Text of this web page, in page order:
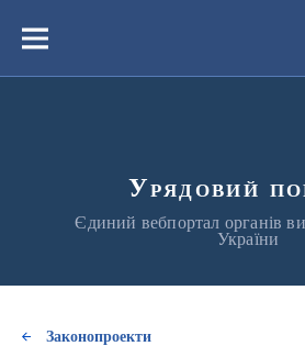
вмістуМеню
Урядовий
Єдиний вебпортал органів
України
Законопроекти